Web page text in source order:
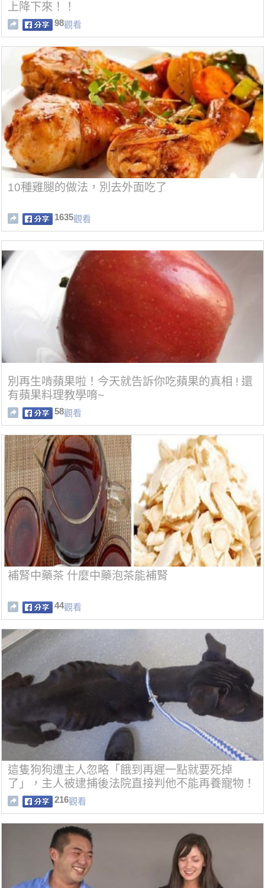
上降下來！！
98觀看
10種雞腿的做法，別去外面吃了
1635觀看
別再生啃蘋果啦！今天就告訴你吃蘋果的真相 ! 還
有蘋果料理教學唷~
58觀看
補腎中藥茶 什麼中藥泡茶能補腎
44觀看
這隻狗狗遭主人忽略「餓到再遲一點就要死掉
了」，主人被逮捕後法院直接判他不能再養寵物！
216觀看